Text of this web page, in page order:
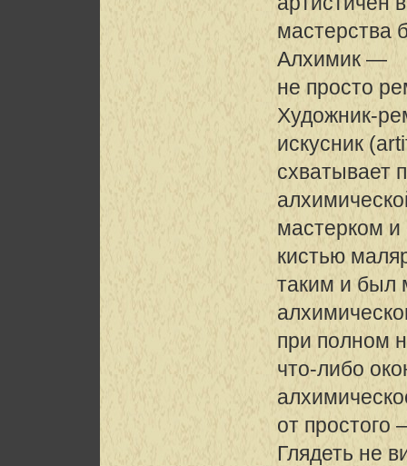
мастерства
Алхимик —
не просто
Художник-
искусник
схватывает
мастерком
кистью
таким и был
при полном
что-либо
от
Глядеть не